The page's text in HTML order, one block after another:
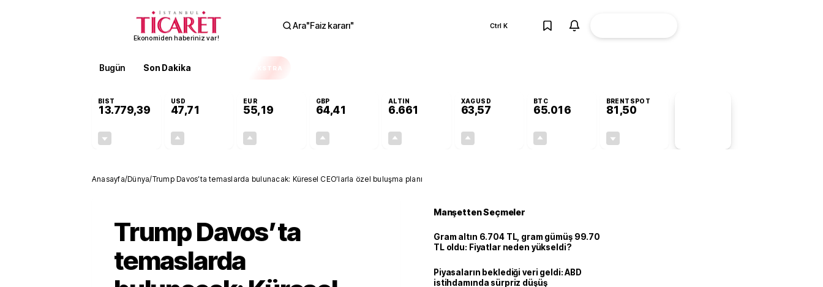
Ekonomiden haberiniz var!
Ara"Faiz kararı" Ctrl K
Bugün Son Dakika EKSTRA
BIST
13.779,39
USD
47,71
EUR
55,19
GBP
64,41
ALTIN
6.661
XAGUSD
63,57
BTC
65.016
BRENTSPOT
81,50
Anasayfa/Dünya/Trump Davos’ta temaslarda bulunacak: Küresel CEO’larla özel buluşma planı
Trump Davos’ta
temaslarda
Manşetten Seçmeler
Gram altın 6.704 TL, gram gümüş 99.70
TL oldu: Fiyatlar neden yükseldi?
Piyasaların beklediği veri geldi: ABD
istihdamında sürpriz düşüş